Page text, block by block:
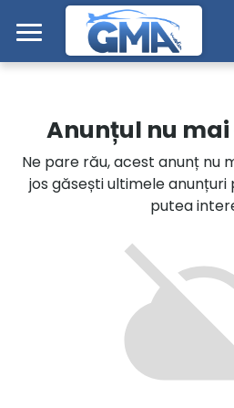
Mergi direct la conținutul principal
Autoturisme
Motociclete
Autoutilitare
Alte tipuri vehicule
Anunțul nu mai
Ne pare rău, acest anunț nu
jos găsești ultimele
putea